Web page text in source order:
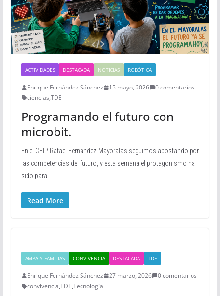
ACTIVIDADES DESTACADA NOTICIAS ROBÓTICA
Enrique Fernández Sánchez 15 mayo, 2026
0 comentarios
ciencias,TDE
Programando el futuro con
microbit.
En el CEIP Rafael Fernández-Mayoralas seguimos apostando por
las competencias del futuro, y esta semana el protagonismo ha
sido para
Read More
AMPA Y FAMILIAS CONVIVENCIA DESTACADA TDE
Enrique Fernández Sánchez 27 marzo, 2026
0 comentarios
convivencia,TDE,Tecnología